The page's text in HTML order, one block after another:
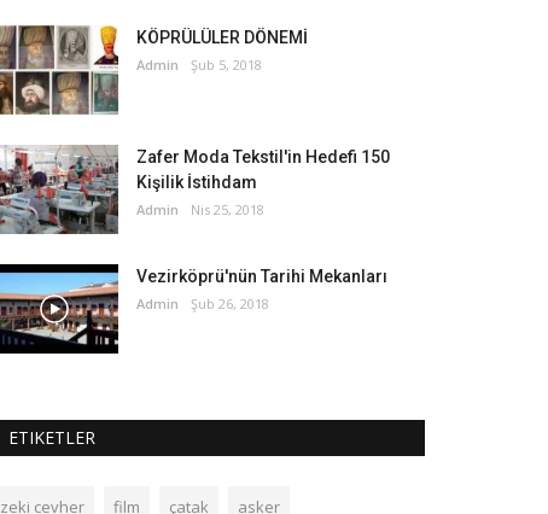
KÖPRÜLÜLER DÖNEMİ
Admin Şub 5, 2018
Zafer Moda Tekstil'in Hedefi 150
Kişilik İstihdam
Admin Nis 25, 2018
Vezirköprü'nün Tarihi Mekanları
Admin Şub 26, 2018
ETIKETLER
zeki cevher film çatak asker